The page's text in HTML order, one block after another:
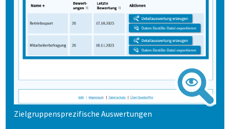
Zielgruppensprezifische Auswertungen